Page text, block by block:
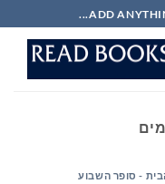
ADD
- סופר השבוע